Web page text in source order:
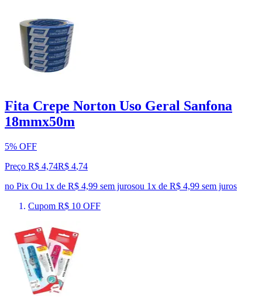
Fita Crepe Norton Uso Geral Sanfona
18mmx50m
5% OFF
Preço R$ 4,74R$ 4,74
no Pix Ou 1x de R$ 4,99 sem jurosou 1x de R$ 4,99 sem juros
Cupom R$ 10 OFF